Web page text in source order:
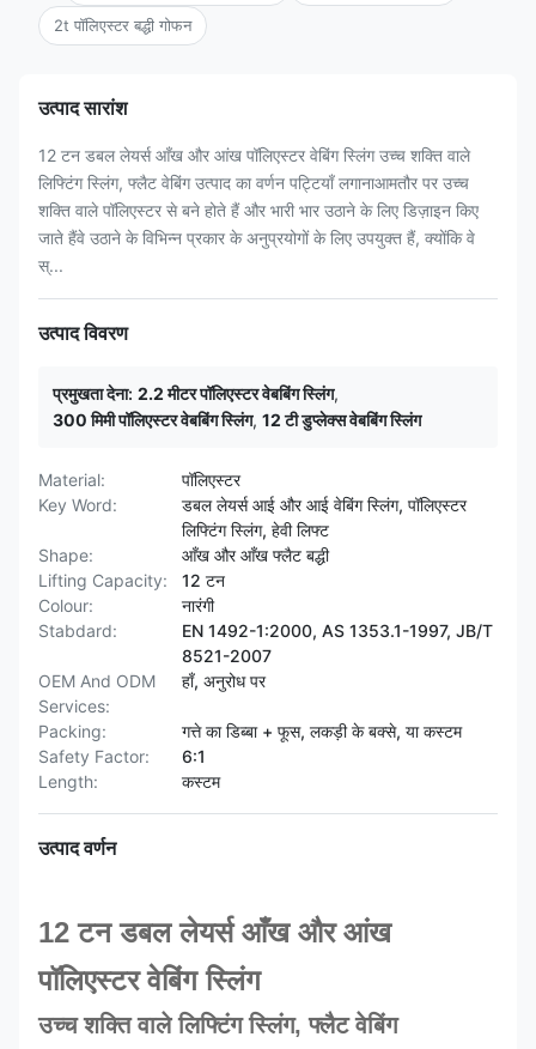
2t पॉलिएस्टर बद्धी गोफन
उत्पाद सारांश
12 टन डबल लेयर्स आँख और आंख पॉलिएस्टर वेबिंग स्लिंग उच्च शक्ति वाले
लिफ्टिंग स्लिंग, फ्लैट वेबिंग उत्पाद का वर्णन पट्टियाँ लगानाआमतौर पर उच्च
शक्ति वाले पॉलिएस्टर से बने होते हैं और भारी भार उठाने के लिए डिज़ाइन किए
जाते हैंवे उठाने के विभिन्न प्रकार के अनुप्रयोगों के लिए उपयुक्त हैं, क्योंकि वे
स्...
उत्पाद विवरण
प्रमुखता देना: 2.2 मीटर पॉलिएस्टर वेबबिंग स्लिंग,
300 मिमी पॉलिएस्टर वेबबिंग स्लिंग, 12 टी डुप्लेक्स वेबबिंग स्लिंग
Material:
पॉलिएस्टर
Key Word:
डबल लेयर्स आई और आई वेबिंग स्लिंग, पॉलिएस्टर
लिफ्टिंग स्लिंग, हेवी लिफ्ट
Shape:
आँख और आँख फ्लैट बद्धी
Lifting Capacity:
12 टन
Colour:
नारंगी
Stabdard:
EN 1492-1:2000, AS 1353.1-1997, JB/T
8521-2007
OEM And ODM
Services:
हाँ, अनुरोध पर
Packing:
गत्ते का डिब्बा + फूस, लकड़ी के बक्से, या कस्टम
Safety Factor:
6:1
Length:
कस्टम
उत्पाद वर्णन
12 टन डबल लेयर्स आँख और आंख
पॉलिएस्टर वेबिंग स्लिंग
उच्च शक्ति वाले लिफ्टिंग स्लिंग, फ्लैट वेबिंग